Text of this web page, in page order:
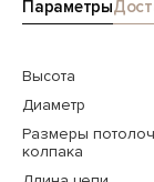
Параметры
Высота
Диаметр
Размеры
колпака